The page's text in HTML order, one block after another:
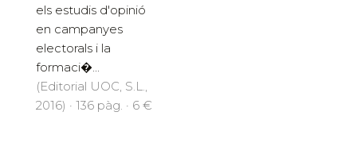
els estudis d'opinió
en campanyes
electorals i la
formaci�...
(Editorial UOC, S.L.,
2016) · 136 pàg. · 6 €